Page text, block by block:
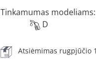
Tinkamumas modeliams:
D
Atsiėmimas rugpjūčio